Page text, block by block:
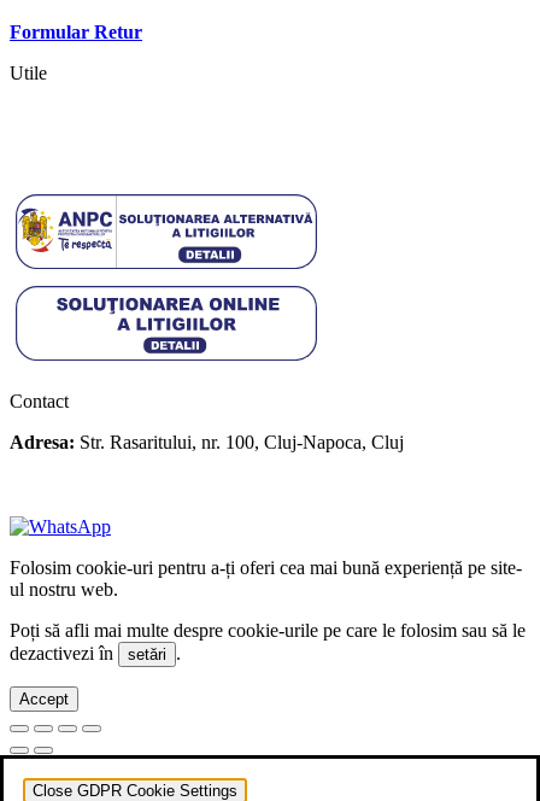
Formular Retur
Utile
Contact
Adresa: Str. Rasaritului, nr. 100, Cluj-Napoca, Cluj
Folosim cookie-uri pentru a-ți oferi cea mai bună experiență pe site-
ul nostru web.
Poți să afli mai multe despre cookie-urile pe care le folosim sau să le
dezactivezi în
setări .
Accept
Close GDPR Cookie Settings